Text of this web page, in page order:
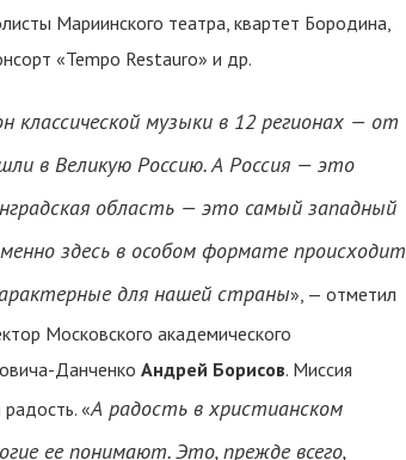
Мариинского театра, квартет Бородина,
«Tempo Restauro» и др.
классической музыки в 12 регионах — от
в Великую Россию. А Россия — это
область — это самый западный
здесь в особом формате происходит
для нашей страны», — отметил
Московского академического
Данченко Андрей Борисов. Миссия
«А радость в христианском
ее понимают. Это, прежде всего,